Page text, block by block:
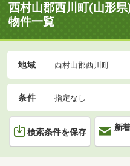
西村山郡西川町(山形
物件一覧
地域 西村山郡西川町
条件 指定なし
検索条件を保存
新